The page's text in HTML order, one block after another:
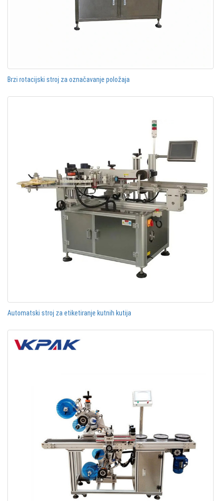
Brzi rotacijski stroj za označavanje položaja
Automatski stroj za etiketiranje kutnih kutija